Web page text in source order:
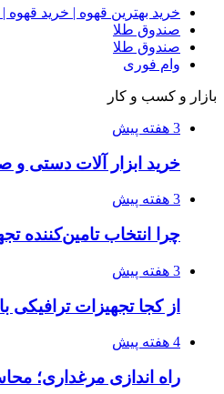
خرید بهترین قهوه | خرید قهوه
صندوق طلا
صندوق طلا
وام فوری
بازار و کسب و کار
3 هفته پیش
خرید ابزار آلات دستی و
3 هفته پیش
چرا انتخاب تامین‌کننده
3 هفته پیش
از کجا تجهیزات ترافیکی
4 هفته پیش
راه اندازی مرغداری؛